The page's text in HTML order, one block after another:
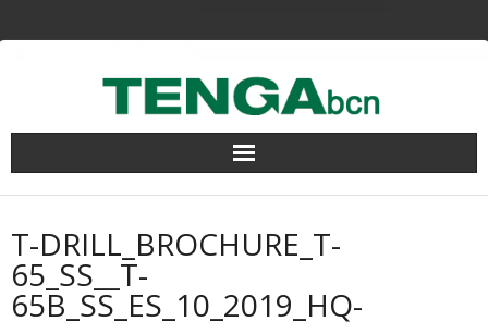
T-DRILL_BROCHURE_T-
65_SS__T-
65B_SS_ES_10_2019_HQ-